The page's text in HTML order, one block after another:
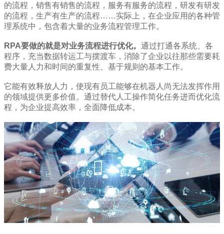
的流程，销售有销售的流程，服务有服务的流程，研发有研发
的流程，生产有生产的流程……实际上，在企业应用的各种管
理系统中，包含着大量的业务流程管理工作。
RPA要做的就是对业务流程进行优化。 通过打通各系统、各
程序，充当数据转运工与摆渡车，消除了企业以往那些需要耗
费大量人力和时间的重复性、基于规则的基本工作。
它能有效释放人力，使现有员工能够在机器人尚无法发挥作用
的领域提供更多价值。通过替代人工操作简化任务进而优化流
程，为企业提高效率，全面降低成本。